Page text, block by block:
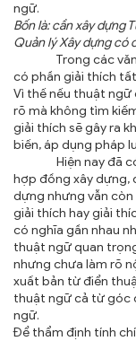
ngữ.
Bốn là: cần xây dựng
Quản lý Xây dựng có
Trong các văn
có phần giải thích
Vì thế nếu thuật
rõ mà không tìm
giải thích sẽ gây ra
biến, áp dụng pháp
Hiện nay đã có
hợp đồng xây dựng,
dựng nhưng vẫn
giải thích hay giải
có nghĩa gần nhau
thuật ngữ quan
nhưng chưa làm rõ
xuất bản từ điển
thuật ngữ cả từ góc
ngữ.
Để thẩm định tính